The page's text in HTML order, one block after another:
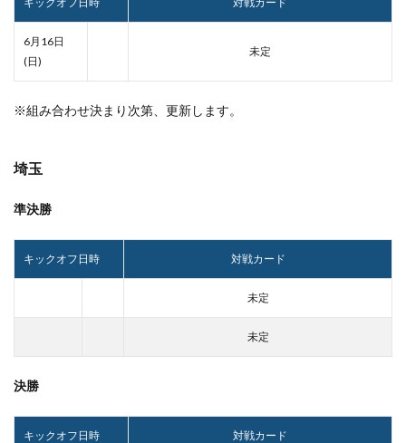
6月16日
(日)
未定
※組み合わせ決まり次第、更新します。
埼玉
準決勝
キックオフ日時 対戦カード
未定
未定
決勝
キックオフ日時 対戦カード